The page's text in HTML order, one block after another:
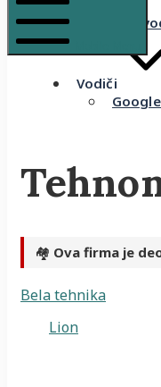
Komšijski
Vodiči
🏘️ Ova firma je
Bela tehnika
Lion